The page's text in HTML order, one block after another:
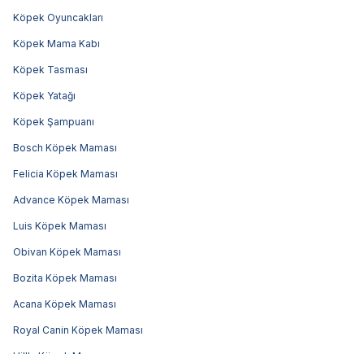
Köpek Oyuncakları
Köpek Mama Kabı
Köpek Tasması
Köpek Yatağı
Köpek Şampuanı
Bosch Köpek Maması
Felicia Köpek Maması
Advance Köpek Maması
Luis Köpek Maması
Obivan Köpek Maması
Bozita Köpek Maması
Acana Köpek Maması
Royal Canin Köpek Maması